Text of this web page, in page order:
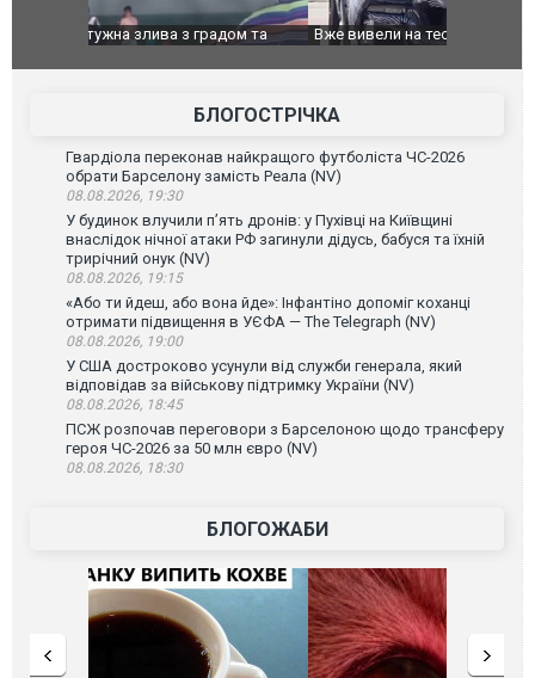
Вже вивели на тести: Ferrari готує оновлення
Вийшов
фільму
БЛОГОСТРІЧКА
Гвардіола переконав найкращого футболіста ЧС-2026
обрати Барселону замість Реала (NV)
08.08.2026, 19:30
У будинок влучили п’ять дронів: у Пухівці на Київщині
внаслідок нічної атаки РФ загинули дідусь, бабуся та їхній
трирічний онук (NV)
08.08.2026, 19:15
«Або ти йдеш, або вона йде»: Інфантіно допоміг коханці
отримати підвищення в УЄФА — The Telegraph (NV)
08.08.2026, 19:00
У США достроково усунули від служби генерала, який
відповідав за військову підтримку України (NV)
08.08.2026, 18:45
ПСЖ розпочав переговори з Барселоною щодо трансферу
героя ЧС-2026 за 50 млн євро (NV)
08.08.2026, 18:30
БЛОГОЖАБИ